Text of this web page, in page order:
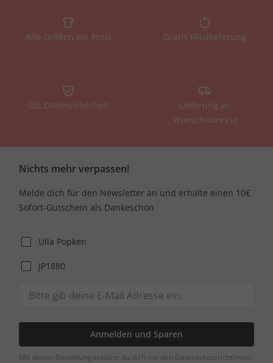
Alle Größen ein Preis Gratis Filiallieferung
SSL Datensicherheit
Lieferung an
Wunschadresse
Nichts mehr verpassen!
Melde dich für den Newsletter an und erhalte einen 10€
Sofort-Gutschein als Dankeschön
Ulla Popken
JP1880
Anmelden und Sparen
Mit deiner Bestellung erklärst du dich mit den Datenschutzrichtlinien